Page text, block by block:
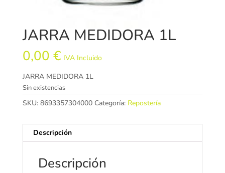
JARRA MEDIDORA 1L
0,00 € IVA Incluido
JARRA MEDIDORA 1L
Sin existencias
SKU: 8693357304000 Categoría: Repostería
Descripción
Descripción